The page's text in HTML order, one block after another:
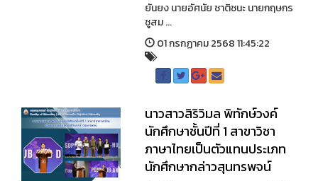
ยันยง นายอัศนัย ชาติชนะ นายกฤษกร
ชูสม ...
01 กรกฏาคม 2568 11:45:22
นาวสาวสิริวิมล พิทักษ์วงค์
นักศึกษาชั้นปีที่ 1 สาขาวิชา
ภาษาไทยเป็นตัวแทนประเภท
นักศึกษากล่าวสุนทรพจน์